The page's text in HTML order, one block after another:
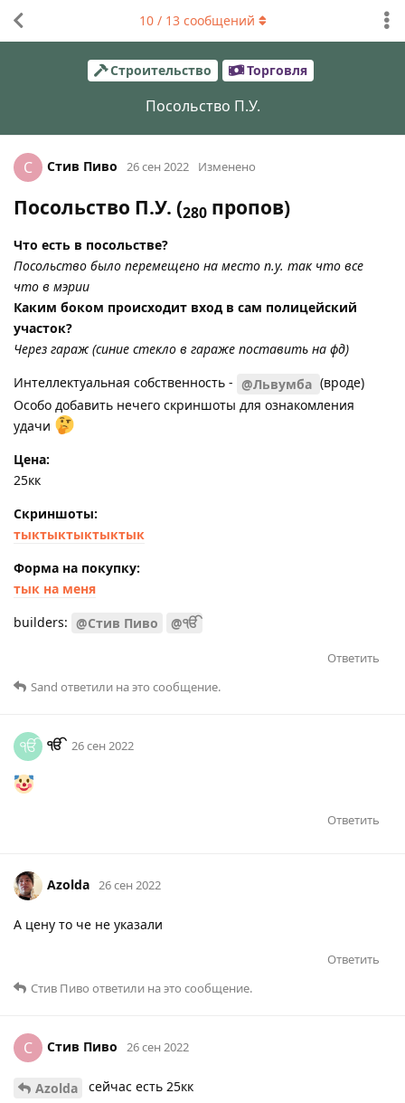
Строительство Торговля
Посольство П.У.
10/ 13сообщений
С Стив Пиво 26 сен 2022 Изменено
Посольство П.У. (280 пропов)
Что есть в посольстве?
Посольство было перемещено на место п.у. так что все
что в мэрии
Каким боком происходит вход в сам полицейский
участок?
Через гараж (синие стекло в гараже поставить на фд)
Интеллектуальная собственность - @Львумба (вроде)
Особо добавить нечего скриншоты для ознакомления
удачи
Цена:
25кк
Скриншоты:
тыктыктыктыктык
Форма на покупку:
тык на меня
builders: @Стив Пиво @ੴ
Ответить
Sаnd ответили на это сообщение.
ੴ ੴ 26 сен 2022
Ответить
Azolda 26 сен 2022
А цену то че не указали
Ответить
Стив Пиво ответили на это сообщение.
С Стив Пиво 26 сен 2022
Azolda сейчас есть 25кк